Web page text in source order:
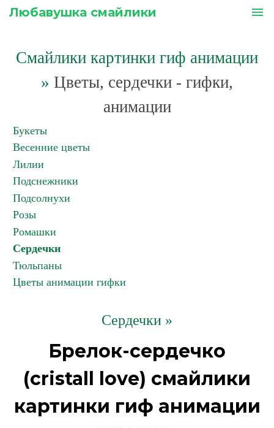
Любавушка смайлики menu
Смайлики картинки гиф анимации
» Цветы, сердечки - гифки,
анимации
Букеты
Весенние цветы
Лилии
Подснежники
Подсолнухи
Розы
Ромашки
Сердечки
Тюльпаны
Цветы анимации гифки
Сердечки »
Брелок-сердечко
(cristall love) смайлики
картинки гиф анимации